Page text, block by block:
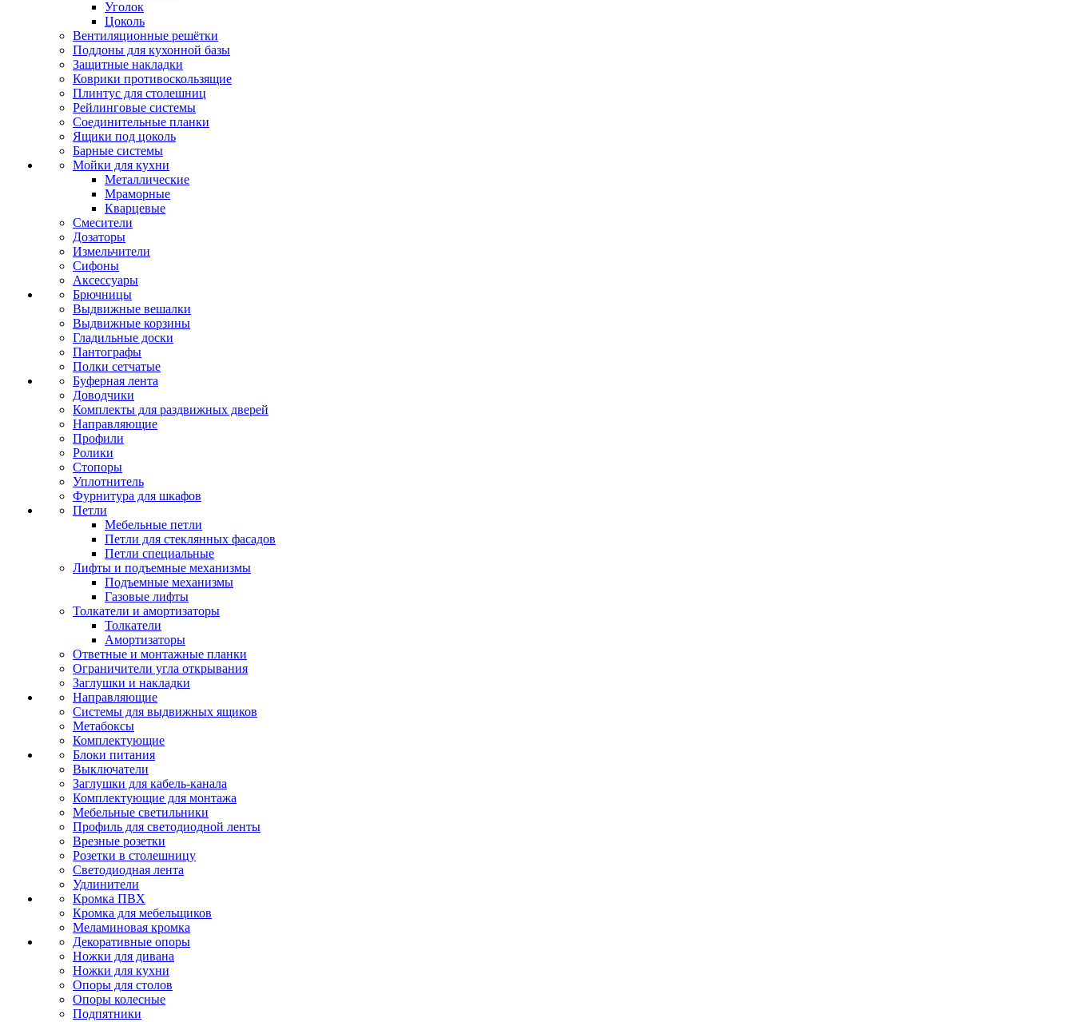
Уголок
Цоколь
Вентиляционные решётки
Поддоны для кухонной базы
Защитные накладки
Коврики противоскользящие
Плинтус для столешниц
Рейлинговые системы
Соединительные планки
Ящики под цоколь
Барные системы
Мойки для кухни
Металлические
Мраморные
Кварцевые
Смесители
Дозаторы
Измельчители
Сифоны
Аксессуары
Брючницы
Выдвижные вешалки
Выдвижные корзины
Гладильные доски
Пантографы
Полки сетчатые
Буферная лента
Доводчики
Комплекты для раздвижных дверей
Направляющие
Профили
Ролики
Стопоры
Уплотнитель
Фурнитура для шкафов
Петли
Мебельные петли
Петли для стеклянных фасадов
Петли специальные
Лифты и подъемные механизмы
Подъемные механизмы
Газовые лифты
Толкатели и амортизаторы
Толкатели
Амортизаторы
Ответные и монтажные планки
Ограничители угла открывания
Заглушки и накладки
Направляющие
Системы для выдвижных ящиков
Метабоксы
Комплектующие
Блоки питания
Выключатели
Заглушки для кабель-канала
Комплектующие для монтажа
Мебельные светильники
Профиль для светодиодной ленты
Врезные розетки
Розетки в столешницу
Светодиодная лента
Удлинители
Кромка ПВХ
Кромка для мебельщиков
Меламиновая кромка
Декоративные опоры
Ножки для дивана
Ножки для кухни
Опоры для столов
Опоры колесные
Подпятники